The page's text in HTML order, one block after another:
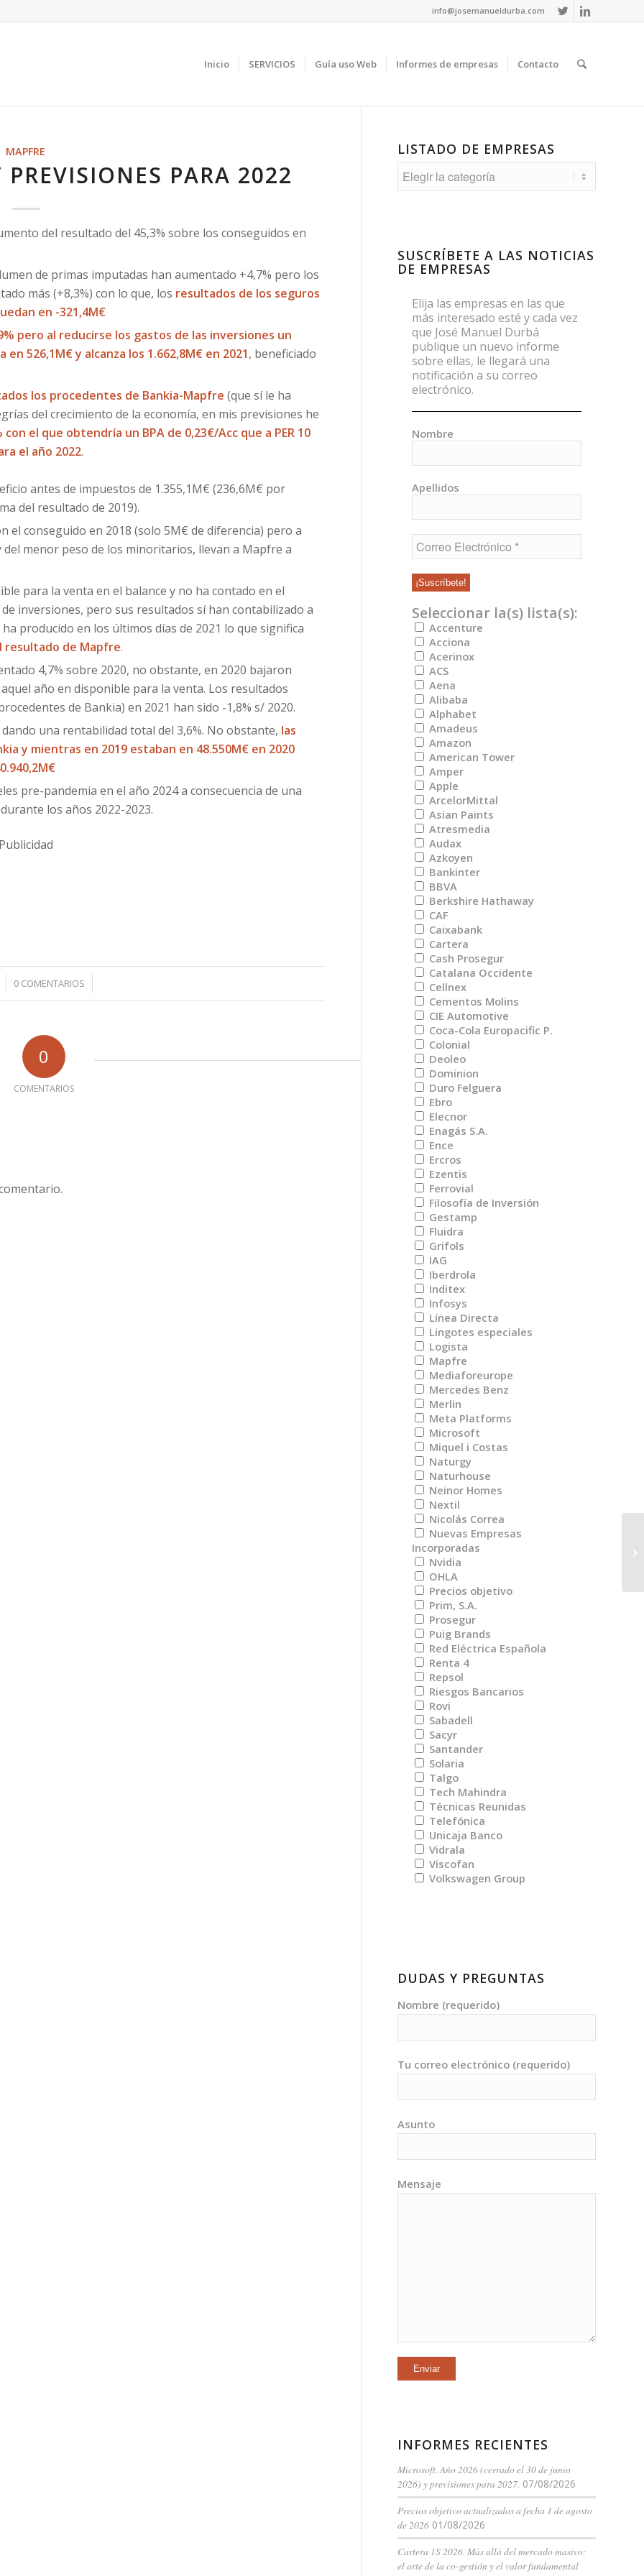
info@josemanueldurba.com
Inicio SERVICIOS Guía uso Web Informes de empresas Contacto
MAPFRE
PARA 2022
del resultado del 45,3% sobre los conseguidos en
de primas imputadas han aumentado +4,7% pero los
más (+8,3%) con lo que, los resultados de los seguros
en -321,4M€
pero al reducirse los gastos de las inversiones un
526,1M€ y alcanza los 1.662,8M€ en 2021, beneficiado
los procedentes de Bankia-Mapfre (que sí le ha
del crecimiento de la economía, en mis previsiones he
el que obtendría un BPA de 0,23€/Acc que a PER 10
el año 2022.
antes de impuestos de 1.355,1M€ (236,6M€ por
del resultado de 2019).
el conseguido en 2018 (solo 5M€ de diferencia) pero a
menor peso de los minoritarios, llevan a Mapfre a
para la venta en el balance y no ha contado en el
inversiones, pero sus resultados sí han contabilizado a
producido en los últimos días de 2021 lo que significa
resultado de Mapfre.
4,7% sobre 2020, no obstante, en 2020 bajaron
año en disponible para la venta. Los resultados
de Bankia) en 2021 han sido -1,8% s/ 2020.
una rentabilidad total del 3,6%. No obstante, las
y mientras en 2019 estaban en 48.550M€ en 2020
pre-pandemia en el año 2024 a consecuencia de una
los años 2022-2023.
Publicidad
0 COMENTARIOS
/
0
COMENTARIOS
LISTADO DE EMPRESAS
Listado
de
SUSCRÍBETE A LAS NOTICIAS
DE EMPRESAS
Elija las empresas en las que
más interesado esté y cada vez
que José Manuel Durbá
publique un nuevo informe
sobre ellas, le llegará una
notificación a su correo
electrónico.
Nombre
Apellidos
Seleccionar la(s) lista(s):
Accenture
Acciona
Acerinox
ACS
Aena
Alibaba
Alphabet
Amadeus
Amazon
American Tower
Amper
Apple
ArcelorMittal
Asian Paints
Atresmedia
Audax
Azkoyen
Bankinter
BBVA
Berkshire Hathaway
CAF
Caixabank
Cartera
Cash Prosegur
Catalana Occidente
Cellnex
Cementos Molins
CIE Automotive
Coca-Cola Europacific P.
Colonial
Deoleo
Dominion
Duro Felguera
Ebro
Elecnor
Enagás S.A.
Ence
Ercros
Ezentis
Ferrovial
Filosofía de Inversión
Gestamp
Fluidra
Grifols
IAG
Iberdrola
Inditex
Infosys
Línea Directa
Lingotes especiales
Logista
Mapfre
Mediaforeurope
Mercedes Benz
Merlin
Meta Platforms
Microsoft
Miquel i Costas
Naturgy
Naturhouse
Neinor Homes
Nextil
Nicolás Correa
Nuevas Empresas
Incorporadas
Nvidia
OHLA
Precios objetivo
Prim, S.A.
Prosegur
Puig Brands
Red Eléctrica Española
Renta 4
Repsol
Riesgos Bancarios
Rovi
Sabadell
Sacyr
Santander
Solaria
Talgo
Tech Mahindra
Técnicas Reunidas
Telefónica
Unicaja Banco
Vidrala
Viscofan
Volkswagen Group
DUDAS Y PREGUNTAS
Nombre (requerido)
Tu correo electrónico (requerido)
Asunto
Mensaje
INFORMES RECIENTES
Microsoft. Año 2026 (cerrado el 30 de junio
2026) y previsiones para 2027. 07/08/2026
Precios objetivo actualizados a fecha 1 de agosto
de 2026 01/08/2026
Cartera 1S 2026. Más allá del mercado masivo:
el arte de la co-gestión y el valor fundamental